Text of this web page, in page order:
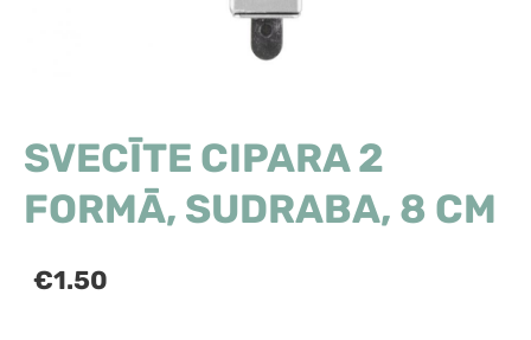
SVECĪTE CIPARA 2
FORMĀ, SUDRABA, 8 CM
€1.50